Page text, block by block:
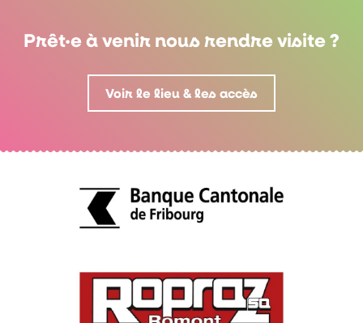
Prêt·e à venir nous rendre visite ?
Voir le lieu & les accès